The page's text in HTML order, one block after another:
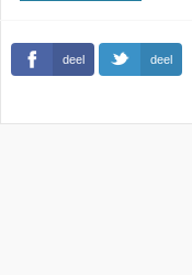
deel deel